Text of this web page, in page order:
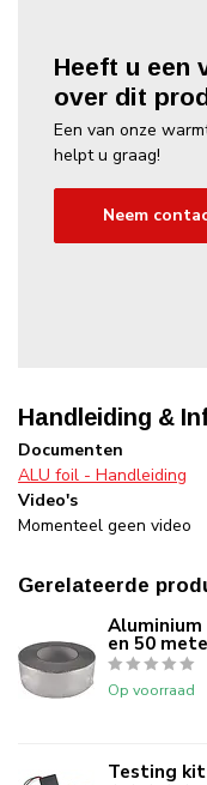
Heeft u een
over dit
Een van onze
helpt u graag!
Neem
Handleiding &
Documenten
ALU foil - Handleiding
Video's
Momenteel geen video
Gerelateerde
en 50
Op voorraad
Testing